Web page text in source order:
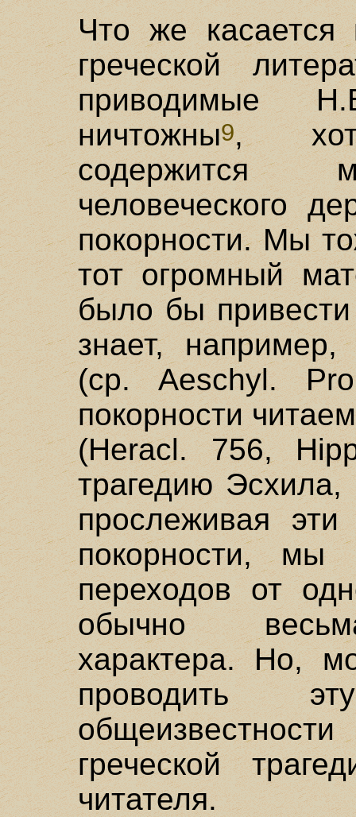
Что же касается
греческой
приводимые
ничтожны9,
содержится
человеческого
покорности. Мы
тот огромный
было бы
знает,
(ср. Aeschyl.
покорности
(Heracl. 756,
трагедию
прослеживая
покорности,
переходов от
обычно
характера. Но,
проводить
греческой
читателя.